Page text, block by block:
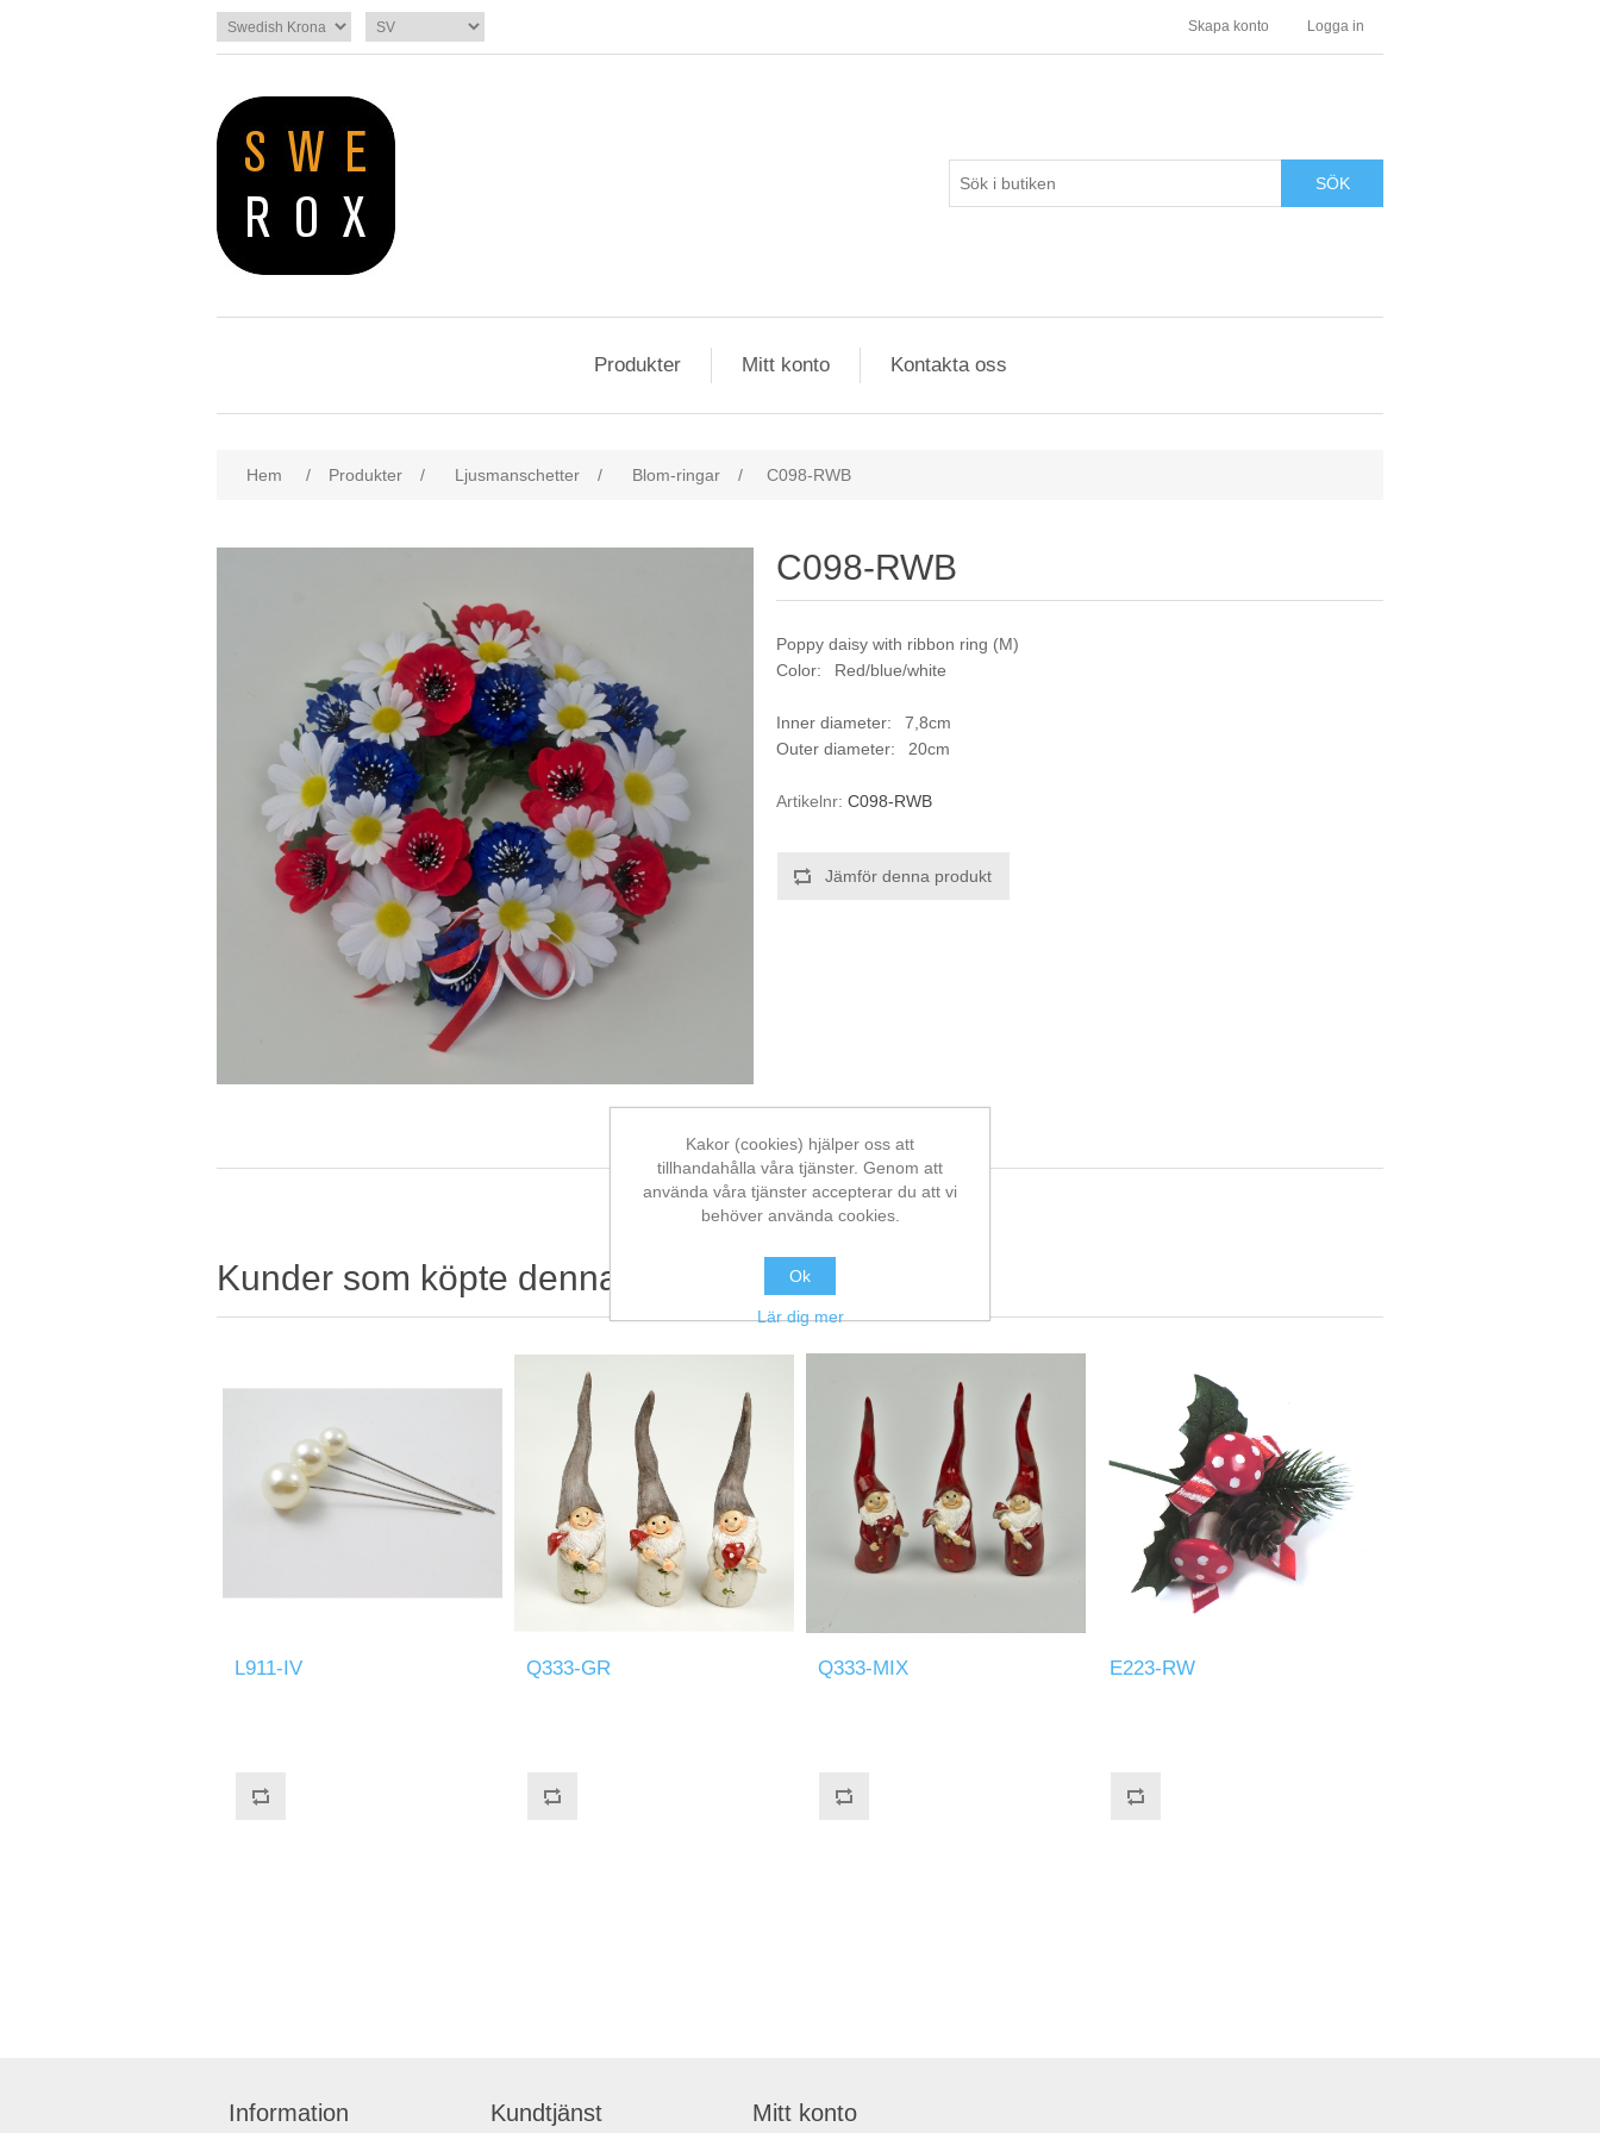
Skapa konto Logga in
SÖK
Produkter Mitt konto Kontakta oss
Hem / Produkter / Ljusmanschetter / Blom-ringar / C098-RWB
C098-RWB
Poppy daisy with ribbon ring (M)
Color: Red/blue/white
Inner diameter: 7,8cm
Outer diameter: 20cm
Artikelnr: C098-RWB
Jämför denna produkt
Kunder som köpte denna köpte också
L911-IV Q333-GR Q333-MIX E223-RW
Information Kundtjänst Mitt konto
Kakor (cookies) hjälper oss att
tillhandahålla våra tjänster. Genom att
använda våra tjänster accepterar du att vi
behöver använda cookies.
Ok
Lär dig mer